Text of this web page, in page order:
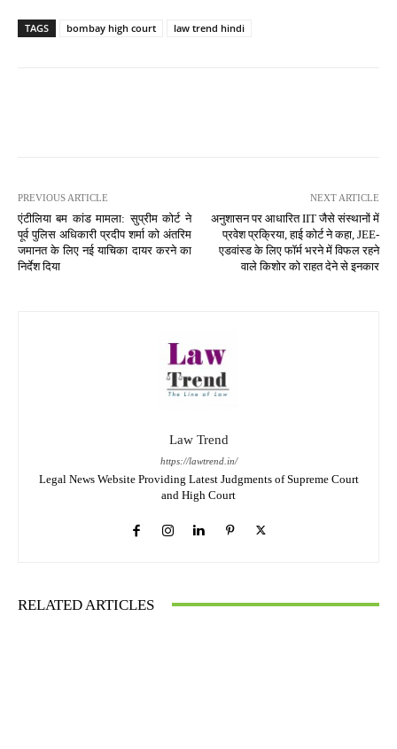
TAGS bombay high court law trend hindi
PREVIOUS ARTICLE
एंटीलिया बम कांड मामला: सुप्रीम कोर्ट ने
पूर्व पुलिस अधिकारी प्रदीप शर्मा को अंतरिम
जमानत के लिए नई याचिका दायर करने का
निर्देश दिया
NEXT ARTICLE
अनुशासन पर आधारित IIT जैसे संस्थानों में
प्रवेश प्रक्रिया, हाई कोर्ट ने कहा, JEE-
एडवांस्ड के लिए फॉर्म भरने में विफल रहने
वाले किशोर को राहत देने से इनकार
Law Trend
https://lawtrend.in/
Legal News Website Providing Latest Judgments of Supreme Court
and High Court
RELATED ARTICLES